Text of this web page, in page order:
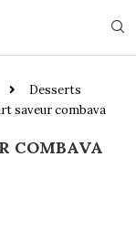
Desserts
saveur combava
COMBAVA